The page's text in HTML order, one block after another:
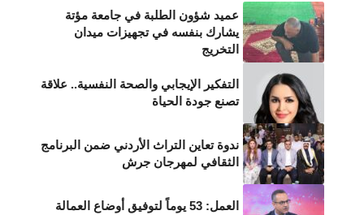
عميد شؤون الطلبة في جامعة مؤتة
يشارك بنفسه في تجهيزات ميدان
التخريج
التفكير الإيجابي والصحة النفسية.. علاقة
تصنع جودة الحياة
ندوة تعاين التراث الأردني ضمن البرنامج
الثقافي لمهرجان جرش
العمل: 53 يوماً لتوفيق أوضاع العمالة